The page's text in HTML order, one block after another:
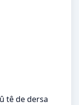
tê de dersa